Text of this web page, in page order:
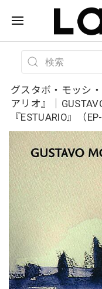
グスタボ・モッシ
アリオ』｜
『ESTUARIO』（